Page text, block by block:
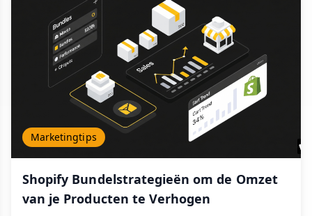
Marketingtips
Shopify Bundelstrategieën om de Omzet
van je Producten te Verhogen